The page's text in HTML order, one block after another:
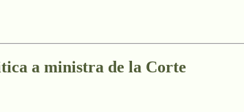
a ministra de la Corte